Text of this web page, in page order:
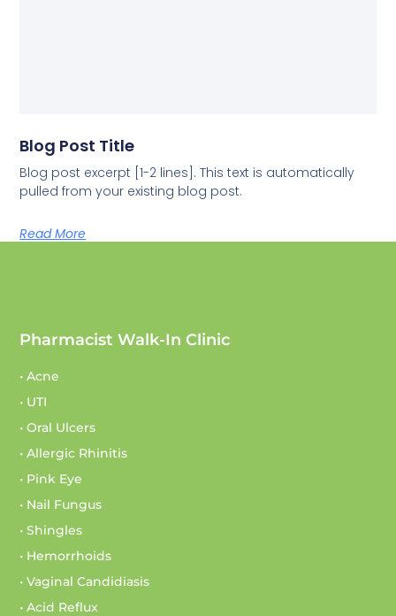
Blog Post Title
Blog post excerpt [1-2 lines]. This text is automatically
pulled from your existing blog post.
Read More
Pharmacist Walk-In Clinic
• Acne
• UTI
• Oral Ulcers
• Allergic Rhinitis
• Pink Eye
• Nail Fungus
• Shingles
• Hemorrhoids
• Vaginal Candidiasis
• Acid Reflux